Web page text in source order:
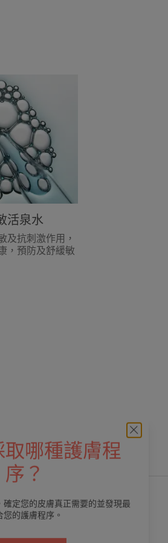
活泉水
及抗刺激作用，
，預防及舒緩敏
取哪種護膚程
序？
確定您的皮膚真正需要的並發現最
您的護膚程序。
安全的護